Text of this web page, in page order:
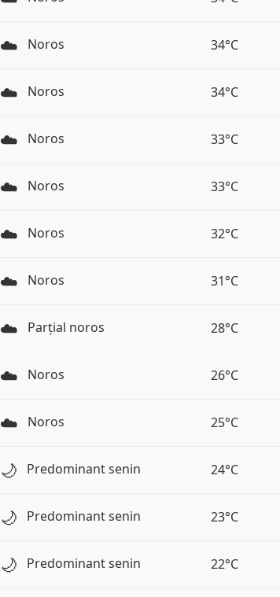
☁️ Noros 34°C
☁️ Noros 34°C
☁️ Noros 33°C
☁️ Noros 33°C
☁️ Noros 32°C
☁️ Noros 31°C
☁️ Parțial noros 28°C
☁️ Noros 26°C
☁️ Noros 25°C
🌙 Predominant senin 24°C
🌙 Predominant senin 23°C
🌙 Predominant senin 22°C